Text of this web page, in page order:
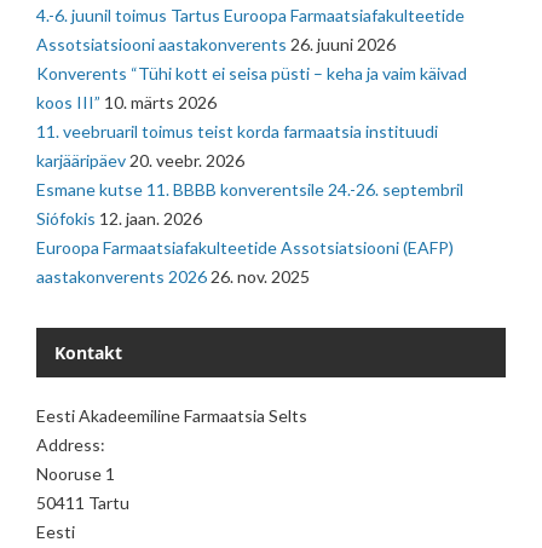
4.-6. juunil toimus Tartus Euroopa Farmaatsiafakulteetide
Assotsiatsiooni aastakonverents 26. juuni 2026
Konverents “Tühi kott ei seisa püsti – keha ja vaim käivad
koos III” 10. märts 2026
11. veebruaril toimus teist korda farmaatsia instituudi
karjääripäev 20. veebr. 2026
Esmane kutse 11. BBBB konverentsile 24.-26. septembril
Siófokis 12. jaan. 2026
Euroopa Farmaatsiafakulteetide Assotsiatsiooni (EAFP)
aastakonverents 2026 26. nov. 2025
Kontakt
Eesti Akadeemiline Farmaatsia Selts
Address:
Nooruse 1
50411 Tartu
Eesti